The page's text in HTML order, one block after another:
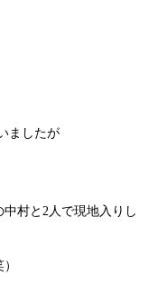
ましたが
村と2人で現地入りし